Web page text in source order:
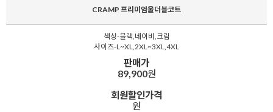
CRAMP 프리미엄울더블코트
색상-블랙,네이비,크림
사이즈-L~XL,2XL~3XL,4XL
판매가
89,900원
회원할인가격
원